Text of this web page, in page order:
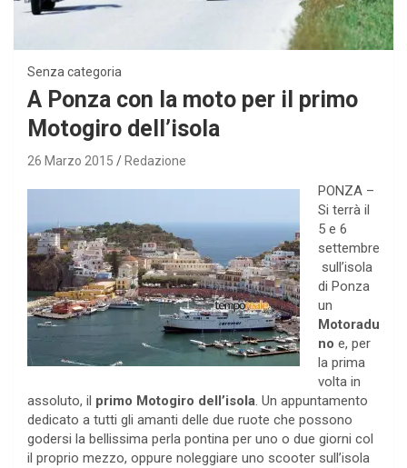
Senza categoria
A Ponza con la moto per il primo
Motogiro dell’isola
26 Marzo 2015 Redazione
PONZA –
Si terrà il
5 e 6
settembre
sull’isola
di Ponza
un
Motoradu
no e, per
la prima
volta in
assoluto, il primo Motogiro dell’isola. Un appuntamento
dedicato a tutti gli amanti delle due ruote che possono
godersi la bellissima perla pontina per uno o due giorni col
il proprio mezzo, oppure noleggiare uno scooter sull’isola